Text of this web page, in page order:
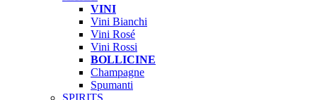
VINI
Vini Bianchi
Vini Rosé
Vini Rossi
BOLLICINE
Champagne
Spumanti
SPIRITS